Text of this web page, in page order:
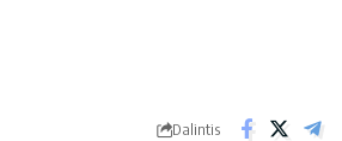
Dalintis